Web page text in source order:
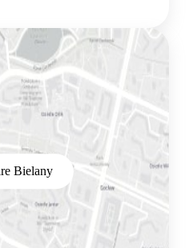
Bielany